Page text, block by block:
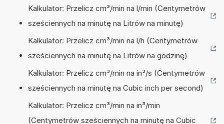
Kalkulator: Przelicz cm³/min na l/min (Centymetrów
sześciennych na minutę na Litrów na minutę)
Kalkulator: Przelicz cm³/min na l/h (Centymetrów
sześciennych na minutę na Litrów na godzinę)
Kalkulator: Przelicz cm³/min na in³/s (Centymetrów
sześciennych na minutę na Cubic inch per second)
Kalkulator: Przelicz cm³/min na in³/min
(Centymetrów sześciennych na minutę na Cubic